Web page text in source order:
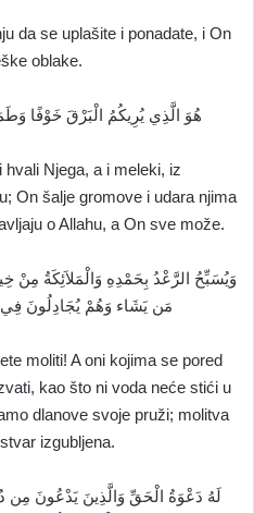
da se uplašite i ponadate, i On
oblake.
هُوَ الَّذِي يُرِيكُمُ الْبَرْقَ خَوْفًا
Njega, a i meleki, iz
On šalje gromove i udara njima
o Allahu, a On sve može.
وَيُسَبِّحُ الرَّعْدُ بِحَمْدِهِ وَالْمَلاَئِكَةُ مِنْ
مَن يَشَاء وَهُمْ يُجَادِلُونَ فِي
moliti! A oni kojima se pored
kao što ni voda neće stići u
dlanove svoje pruži; molitva
izgubljena.
لَهُ دَعْوَةُ الْحَقِّ وَالَّذِينَ يَدْعُونَ مِن